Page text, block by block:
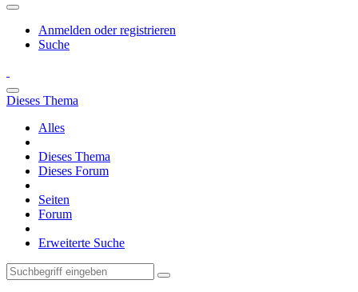
Anmelden oder registrieren
Suche
Dieses Thema
Alles
Dieses Thema
Dieses Forum
Seiten
Forum
Erweiterte Suche